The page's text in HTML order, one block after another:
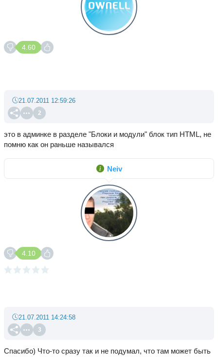
4.60
2
21.07.2011 12:59:26
это в админке в разделе "Блоки и модули" блок тип HTML, не
помню как он раньше назывался
Neiv
4.10
3
21.07.2011 14:24:58
Спасибо) Что-то сразу так и не подумал, что там может быть